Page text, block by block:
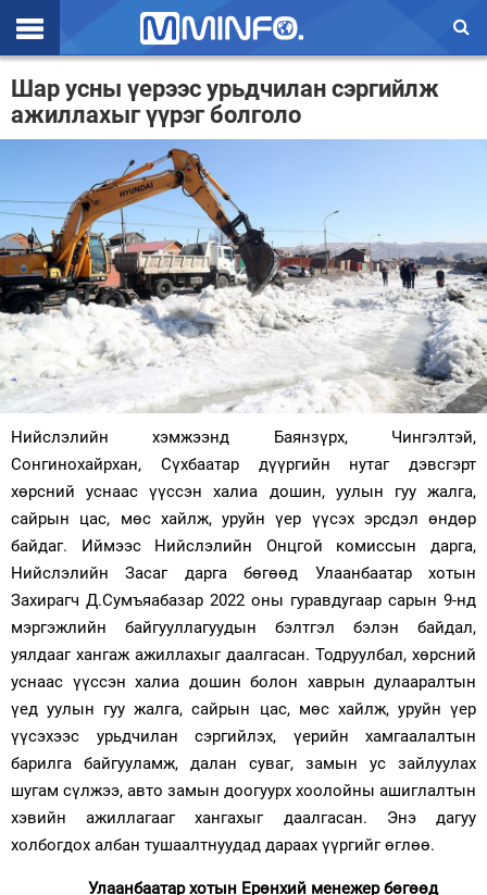
Эхлэл
Цаг агаар
Улс төр
Эдийн засаг
Үзэл бодол
Спорт
Нийгэм
Дэлхий
Энтертайнмэнт
Зурхай
Шар усны үерээс урьдчилан сэргийлж
ажиллахыг үүрэг болголо
Нийслэлийн хэмжээнд Баянзүрх, Чингэлтэй,
Сонгинохайрхан, Сүхбаатар дүүргийн нутаг дэвсгэрт
хөрсний уснаас үүссэн халиа дошин, уулын гуу жалга,
сайрын цас, мөс хайлж, уруйн үер үүсэх эрсдэл өндөр
байдаг. Иймээс Нийслэлийн Онцгой комиссын дарга,
Нийслэлийн Засаг дарга бөгөөд Улаанбаатар хотын
Захирагч Д.Сумъяабазар 2022 оны гуравдугаар сарын 9-нд
мэргэжлийн байгууллагуудын бэлтгэл бэлэн байдал,
уялдааг хангаж ажиллахыг даалгасан. Тодруулбал, хөрсний
уснаас үүссэн халиа дошин болон хаврын дулааралтын
үед уулын гуу жалга, сайрын цас, мөс хайлж, уруйн үер
үүсэхээс урьдчилан сэргийлэх, үерийн хамгаалалтын
барилга байгууламж, далан суваг, замын ус зайлуулах
шугам сүлжээ, авто замын доогуурх хоолойны ашиглалтын
хэвийн ажиллагааг хангахыг даалгасан. Энэ дагуу
холбогдох албан тушаалтнуудад дараах үүргийг өглөө.
Улаанбаатар хотын Ерөнхий менежер бөгөөд